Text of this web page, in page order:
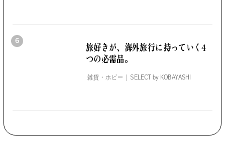
6
旅好きが、海外旅行に持っていく4
つの必需品。
雑貨・ホビー SELECT by KOBAYASHI